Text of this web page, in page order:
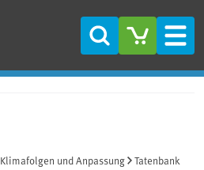
Suche
Klimafolgen und Anpassung Tatenbank